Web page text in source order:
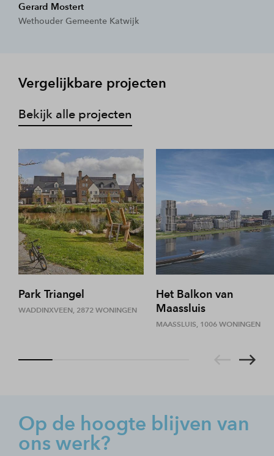
Gerard Mostert
Wethouder Gemeente Katwijk
Vergelijkbare projecten
Bekijk alle projecten
Park Triangel
WADDINXVEEN, 2872 WONINGEN
Het Balkon van
Maassluis
MAASSLUIS, 1006 WONINGEN
Op de hoogte blijven van
ons werk?